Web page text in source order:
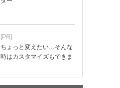
[PR]
ちょっと変えたい…そんな
時はカスタマイズもできま